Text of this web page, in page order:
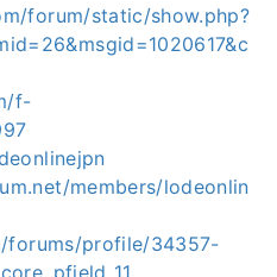
forum/static/show.php?
f-
members/lodeonlin
forums/profile/34357-